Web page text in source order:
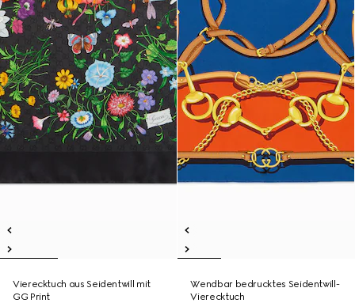
Vierecktuch aus Seidentwill mit
GG Print
Wendbar bedrucktes Seidentwill-
Vierecktuch